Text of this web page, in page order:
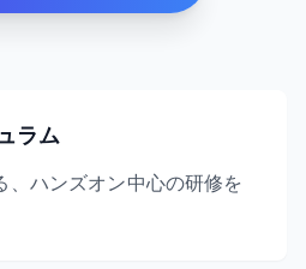
ラム
、ハンズオン中心の研修を